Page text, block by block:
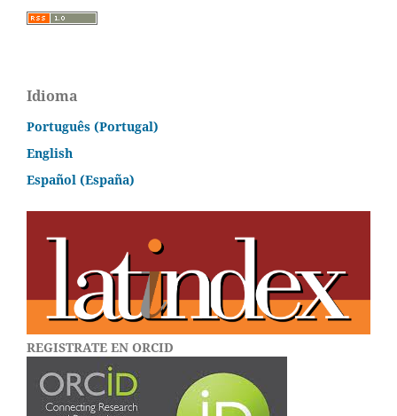
Idioma
Português (Portugal)
English
Español (España)
REGISTRATE EN ORCID